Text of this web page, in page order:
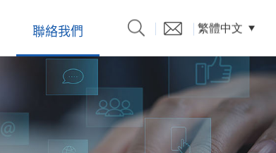
產品型錄
聯絡我們 繁體中文